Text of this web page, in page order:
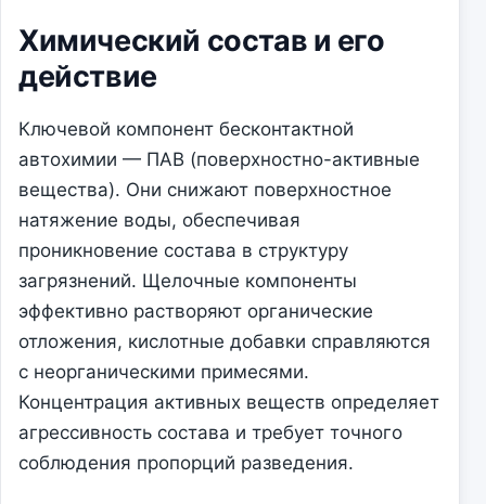
Химический состав и его
действие
Ключевой компонент бесконтактной
автохимии — ПАВ (поверхностно-активные
вещества). Они снижают поверхностное
натяжение воды, обеспечивая
проникновение состава в структуру
загрязнений. Щелочные компоненты
эффективно растворяют органические
отложения, кислотные добавки справляются
с неорганическими примесями.
Концентрация активных веществ определяет
агрессивность состава и требует точного
соблюдения пропорций разведения.